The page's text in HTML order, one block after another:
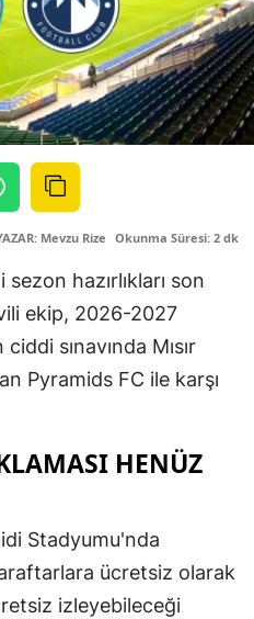
Mevzu Rize Okunma Süresi: 2 dk
hazırlıkları son
ekip, 2026-2027
sınavında Mısır
Pyramids FC ile karşı
HENÜZ
Stadyumu'nda
ücretsiz olarak
izleyebileceği